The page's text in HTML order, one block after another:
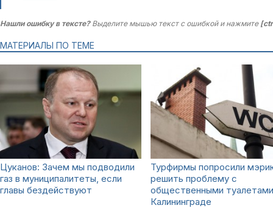
Нашли ошибку в тексте?Выделите мышью текст с ошибкой и нажмите
МАТЕРИАЛЫ ПО ТЕМЕ
Цуканов: Зачем мы подводили
газ в муниципалитеты, если
главы бездействуют
Турфирмы попросили
решить проблему с
общественными
Калининграде